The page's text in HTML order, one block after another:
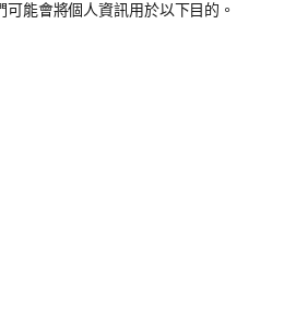
能會將個人資訊用於以下目的。